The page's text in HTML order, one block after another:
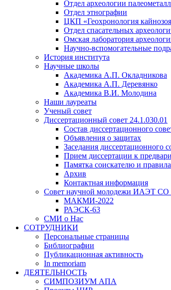
Отдел археологии
Отдел этнографии
ЦКП «Геохронология
Отдел спасательных
Омская лаборатория
Научно-вспомогательные
История института
Научные школы
Академика А.П. Окладникова
Академика А.П. Деревянко
Академика В.И. Молодина
Наши лауреаты
Ученый совет
Диссертационный совет 24.1.030.01
Состав диссертационного
Объявления о защитах
Заседания диссертационного
Прием диссертации к
Памятка соискателю и
Архив
Контактная информация
Совет научной молодежи ИАЭТ
МАКМИ-2022
РАЭСК-63
СМИ о Нас
СОТРУДНИКИ
Персональные страницы
Библиографии
Публикационная активность
In memoriam
ДЕЯТЕЛЬНОСТЬ
СИМПОЗИУМ АПА